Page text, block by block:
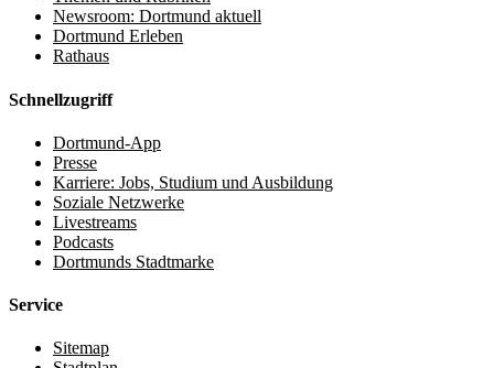
Newsroom: Dortmund aktuell
Dortmund Erleben
Rathaus
Schnellzugriff
Dortmund-App
Presse
Karriere: Jobs, Studium und Ausbildung
Soziale Netzwerke
Livestreams
Podcasts
Dortmunds Stadtmarke
Service
Sitemap